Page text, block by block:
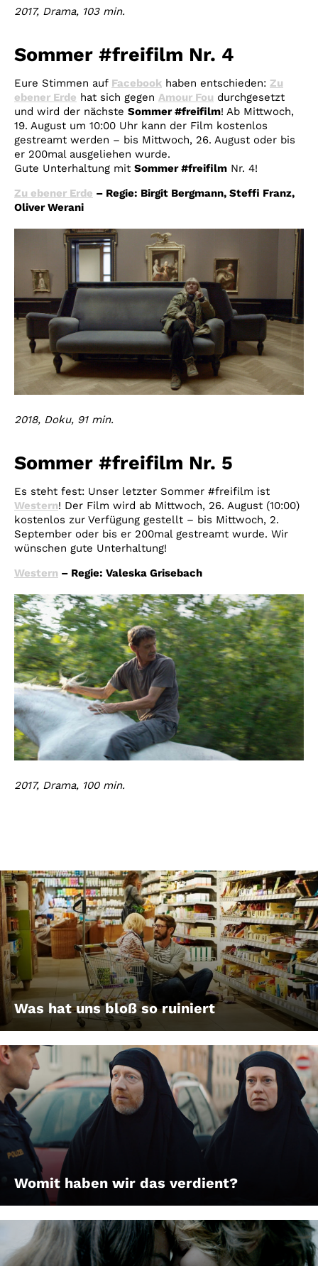
2017, Drama, 103 min.
Sommer #freifilm Nr. 4
Eure Stimmen auf Facebook haben entschieden: Zu
ebener Erde hat sich gegen Amour Fou durchgesetzt
und wird der nächste Sommer #freifilm! Ab Mittwoch,
19. August um 10:00 Uhr kann der Film kostenlos
gestreamt werden – bis Mittwoch, 26. August oder bis
er 200mal ausgeliehen wurde.
Gute Unterhaltung mit Sommer #freifilm Nr. 4!
Zu ebener Erde – Regie: Birgit Bergmann, Steffi Franz,
Oliver Werani
2018, Doku, 91 min.
Sommer #freifilm Nr. 5
Es steht fest: Unser letzter Sommer #freifilm ist
Western! Der Film wird ab Mittwoch, 26. August (10:00)
kostenlos zur Verfügung gestellt – bis Mittwoch, 2.
September oder bis er 200mal gestreamt wurde. Wir
wünschen gute Unterhaltung!
Western – Regie: Valeska Grisebach
2017, Drama, 100 min.
Was hat uns bloß so ruiniert
Womit haben wir das verdient?